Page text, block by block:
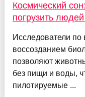
Космический
погрузить
Исследователи
воссозданием
позволяют
без пищи и воды,
пилотируемые ...